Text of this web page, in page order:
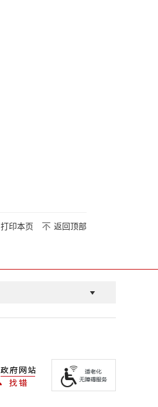
打印本页 返回顶部